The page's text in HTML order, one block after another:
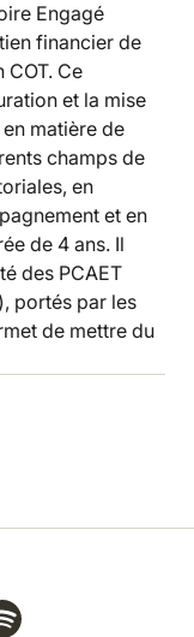
Engagé
financier de
Ce
et la mise
matière de
champs de
en
et en
de 4 ans. Il
des PCAET
portés par les
de mettre du